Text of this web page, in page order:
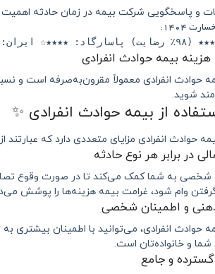
و پاسخگویی شرکت بیمه در زمان حادثه اهمیت
۱۴۰۴:
(شعب زیاد) آسیا: ★★★☆☆
حوادث انفرادی معمولاً مقرون‌به‌صرفه است و
شوید.
از بیمه حوادث انفرادی ✨
حوادث انفرادی مزایای متعددی دارد که عبارتند
شخصی به شما کمک می‌کند تا در صورت وقوع
وام شود، غرامت بیمه هزینه‌ها را پوشش
حوادث انفرادی، می‌توانید با اطمینان
شما و خانواده‌تان است.